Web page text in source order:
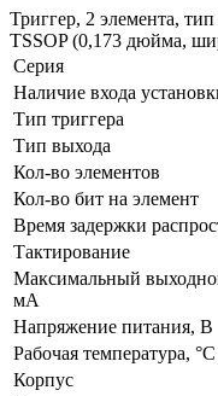
Триггер, 2 элемента,
TSSOP (0,173 дюйма,
Серия
Наличие входа
Тип триггера
Тип выхода
Кол-во элементов
Кол-во бит на элемент
Время задержки
Тактирование
Максимальный
мА
Напряжение питания, В
Рабочая температура, °C
Корпус